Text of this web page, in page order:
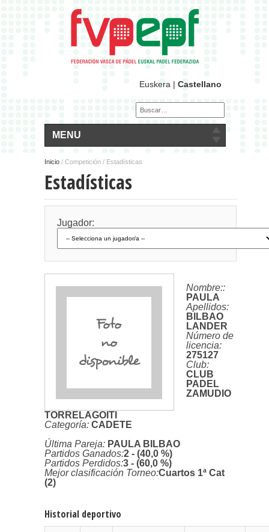
Euskera | Castellano
MENU
Inicio / Competición / Estadísticas
Estadísticas
Jugador:
Nombre::
PAULA
Apellidos:
BILBAO
LANDER
Número de
licencia:
275127
Club:
CLUB
PADEL
ZAMUDIO
TORRELAGOITI
Categoría: CADETE
Última Pareja: PAULA BILBAO
Partidos Ganados:2 - (40,0 %)
Partidos Perdidos:3 - (60,0 %)
Mejor clasificación Torneo:Cuartos 1ª Cat
(2)
Historial deportivo